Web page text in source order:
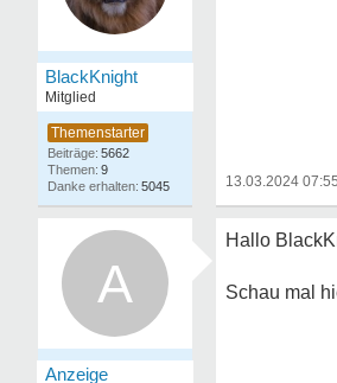
BlackKnight
Mitglied
5662
9
5045
13.03.2024 07:55
A
Hallo